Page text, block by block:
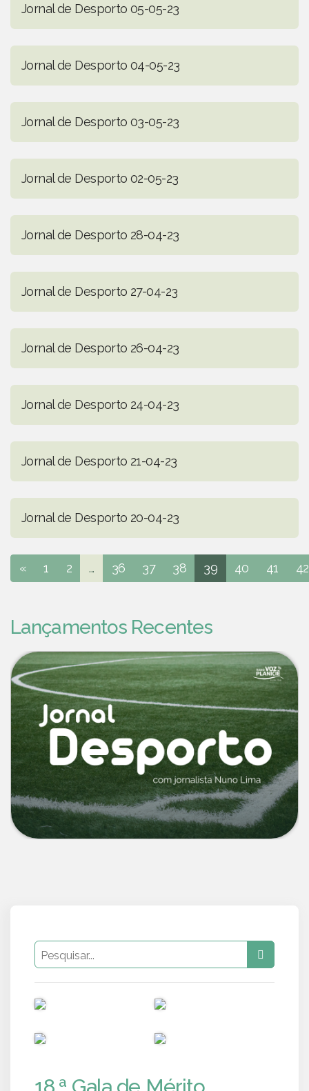
Jornal de Desporto 05-05-23
Jornal de Desporto 04-05-23
Jornal de Desporto 03-05-23
Jornal de Desporto 02-05-23
Jornal de Desporto 28-04-23
Jornal de Desporto 27-04-23
Jornal de Desporto 26-04-23
Jornal de Desporto 24-04-23
Jornal de Desporto 21-04-23
Jornal de Desporto 20-04-23
« 1 2 ... 36 37 38 39 40 41 42
Lançamentos Recentes